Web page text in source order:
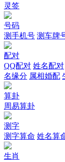
灵签
号码
测手机号 测车牌
配对
QQ配对 姓名配对
名缘分 属相婚配
算卦
周易算卦
测字
测字算命 姓名算
生肖